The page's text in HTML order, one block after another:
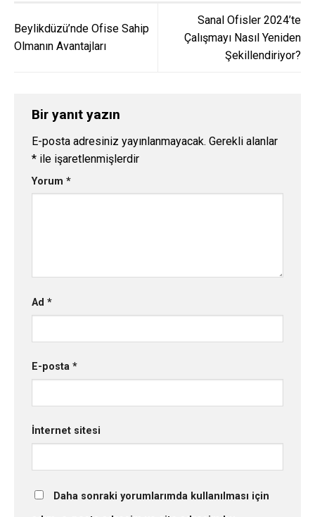
Beylikdüzü’nde Ofise Sahip
Olmanın Avantajları
Sanal Ofisler 2024’te
Çalışmayı Nasıl Yeniden
Şekillendiriyor?
Bir yanıt yazın
E-posta adresiniz yayınlanmayacak. Gerekli alanlar
* ile işaretlenmişlerdir
Yorum *
Ad *
E-posta *
İnternet sitesi
Daha sonraki yorumlarımda kullanılması için